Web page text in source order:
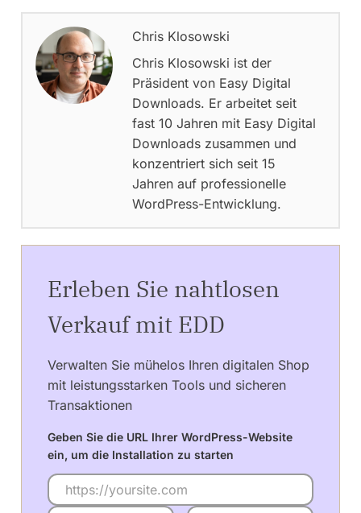
Chris Klosowski
Chris Klosowski ist der
Präsident von Easy Digital
Downloads. Er arbeitet seit
fast 10 Jahren mit Easy Digital
Downloads zusammen und
konzentriert sich seit 15
Jahren auf professionelle
WordPress-Entwicklung.
Erleben Sie nahtlosen
Verkauf mit EDD
Verwalten Sie mühelos Ihren digitalen Shop
mit leistungsstarken Tools und sicheren
Transaktionen
Geben Sie die URL Ihrer WordPress-Website
ein, um die Installation zu starten